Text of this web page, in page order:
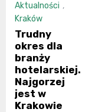
Aktualności ,
Kraków
Trudny
okres dla
branży
hotelarskiej.
Najgorzej
jest w
Krakowie